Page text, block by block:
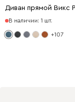
Диван прямой Викс
В наличии: 1 шт.
+107